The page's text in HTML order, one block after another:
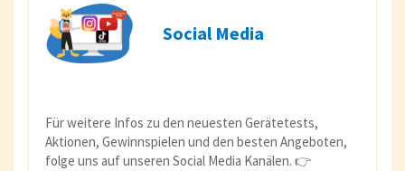
Social Media
Für weitere Infos zu den neuesten Gerätetests,
Aktionen, Gewinnspielen und den besten Angeboten,
folge uns auf unseren Social Media Kanälen. 👉